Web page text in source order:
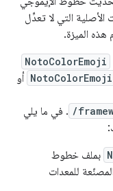
الأصلية التي لا تعدِّل
الميزة.
NotoColorEmoji
أو
/ . في ما يلي
بملف خطوط
للمعدات